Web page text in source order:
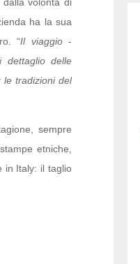
ha la sua
“Il viaggio-
dettaglio delle
le tradizioni del
sempre
etniche,
in Italy: il taglio